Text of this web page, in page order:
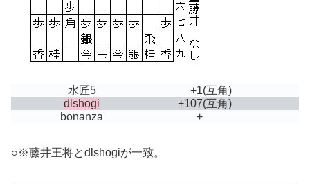
水匠5 +1(互角)
dlshogi
+107(互角)
bonanza
+
○※藤井王将とdlshogiが一致。